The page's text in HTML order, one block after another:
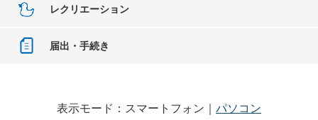
レクリエーション
届出・手続き
表示モード：スマートフォン｜ パソコン